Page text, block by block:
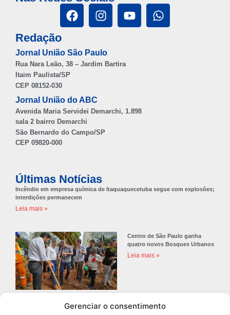
Gerenciar o consentimento
Redação
Jornal União São Paulo
Rua Nara Leão, 38 – Jardim Bartira
Itaim Paulista/SP
CEP 08152-030
Jornal União do ABC
Avenida Maria Servidei Demarchi, 1.898
sala 2 bairro Demarchi
São Bernardo do Campo/SP
CEP 09820-000
Últimas Notícias
Incêndio em empresa química de Itaquaquecetuba segue com explosões;
interdições permanecem
Leia mais »
Centro de São Paulo ganha
quatro novos Bosques Urbanos
Leia mais »